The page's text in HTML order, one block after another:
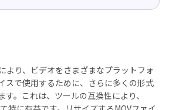
より、ビデオをさまざまなプラットフォ
スで使用するために、さらに多くの形式
。これは、ツールの互換性により、